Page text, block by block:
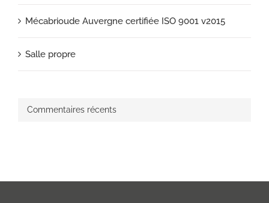
Mécabrioude Auvergne certifiée ISO 9001 v2015
Salle propre
Commentaires récents